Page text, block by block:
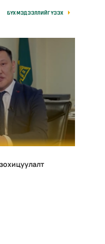
БҮХ МЭДЭЭЛЛИЙГ ҮЗЭХ